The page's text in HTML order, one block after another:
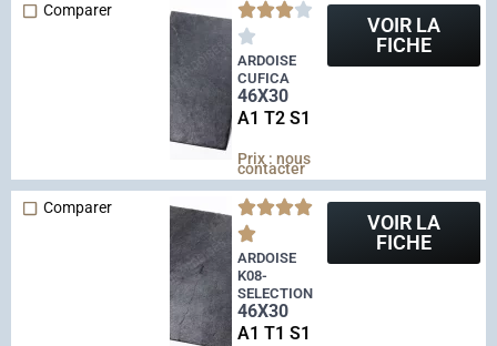
Comparer
ARDOISE
CUFICA
46X30
A1 T2 S1
Prix : nous
contacter
VOIR LA
FICHE
Comparer
ARDOISE
K08-
SELECTION
46X30
A1 T1 S1
VOIR LA
FICHE